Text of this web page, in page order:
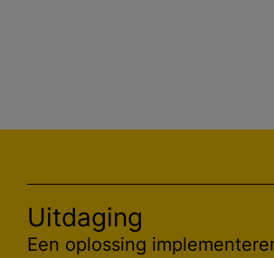
Uitdaging
Een oplossing